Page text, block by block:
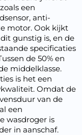
een
anti-
motor. Ook kijkt
gunstig is, en de
specificaties
de 50% en
middelklasse.
is het een
Omdat de
van de
een
wasdroger is
in aanschaf.